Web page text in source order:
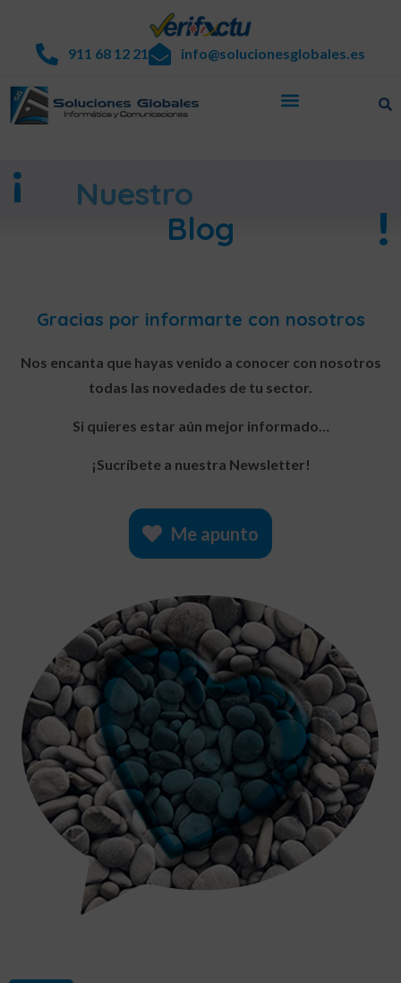
911 68 12 21 info@solucionesglobales.es
¡
Nuestro
Blog
!
Gracias por informarte con nosotros
Nos encanta que hayas venido a conocer con nosotros
todas las novedades de tu sector.
Si quieres estar aún mejor informado…
¡Sucríbete a nuestra Newsletter!
Me apunto